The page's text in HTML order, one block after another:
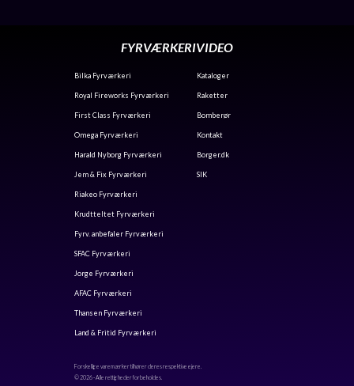
Forskellige varemærker tilhører deres respektive ejere.
© 2026 - Alle rettigheder forbeholdes.
FYRVÆRKERIVIDEO
SIK
Kataloger
Bomberør
Bilka Fyrværkeri
Royal Fireworks Fyrværkeri
First Class Fyrværkeri
Omega Fyrværkeri
Harald Nyborg Fyrværkeri
Jem & Fix Fyrværkeri
Riakeo Fyrværkeri
Krudtteltet Fyrværkeri
Fyrv. anbefaler Fyrværkeri
SFAC Fyrværkeri
Jorge Fyrværkeri
AFAC Fyrværkeri
Kontakt
Borger.dk
Raketter
Thansen Fyrværkeri
Land & Fritid Fyrværkeri